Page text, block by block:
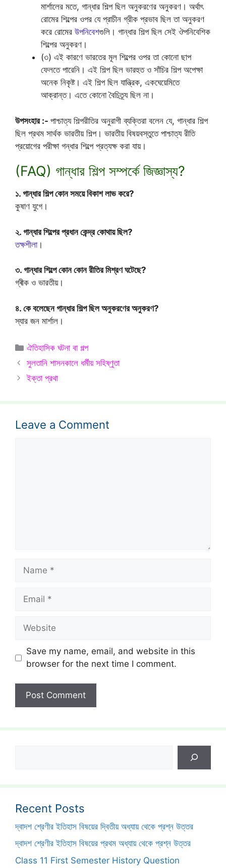
মার্শালের মতে, গান্ধার শিল্প ছিল অনুকরণের অনুকরণ। অর্থাৎ
রোমের শিল্পের ওপর যে প্রাচীন গ্রীক প্রভাব ছিল তা অনুকরণ
করে রোমের উপনিবেশগুলি। গান্ধার শিল্প ছিল সেই ঔপনিবেশিক
শিল্পের অনুকরণ।
(৩) এই কারণে ভারতের মূল শিল্পের ওপর তা কোনো ছাপ
ফেলতে পারেনি। এই শিল্প ছিল ভারহুত ও সাঁচির শিল্প অপেক্ষা
অনেক নিকৃষ্ট। এই শিল্প ছিল যান্ত্রিক, একঘেয়েমিতে
আক্রান্ত। এতে কোনো বৈচিত্র্য ছিল না।
উপসংহার :- পাশ্চাত্য শিল্পরীতির অনুরাগী ব্যক্তিরা বলেন যে, গান্ধার শিল্প
ছিল প্রথম সার্থক ভারতীয় শিল্প। ভারতীয় বিষয়বস্তুতে পাশ্চাত্য রীতি
প্রয়োগের পরীক্ষা গন্ধার শিল্পে প্রত্যক্ষ করা যায়।
(FAQ) গান্ধার শিল্প সম্পর্কে জিজ্ঞাস্য?
১. গান্ধার শিল্প কোন সময়ে বিকাশ লাভ করে?
কুষাণ যুগে।
২. গান্ধার শিল্পের প্রধান কেন্দ্র কোথায় ছিল?
তক্ষশীলা।
৩. গান্ধার শিল্পে কোন কোন রীতির মিশ্রণ ঘটেছে?
গ্ৰীক ও ভারতীয়।
৪. কে বলেছেন গান্ধার শিল্প ছিল অনুকরণের অনুকরণ?
স্যার জন মার্শাল।
Categories
ঐতিহাসিক ঘটনা বা গল্প
সুলতানি শাসনকালে ধর্মীয় সহিষ্ণুতা
ইক্তা প্রথা
Leave a Comment
Name
Email
Website
Save my name, email, and website in this
browser for the next time I comment.
Recent Posts
দ্বাদশ শ্রেণীর ইতিহাস বিষয়ের দ্বিতীয় অধ্যায় থেকে প্রশ্ন উত্তর
দ্বাদশ শ্রেণীর ইতিহাস বিষয়ের প্রথম অধ্যায় থেকে প্রশ্ন উত্তর
Class 11 First Semester History Question